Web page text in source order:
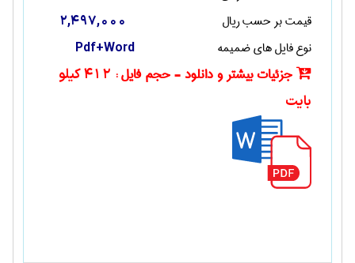
قیمت بر حسب ریال 2,497,000
نوع فایل های ضمیمه Pdf+Word
جزئیات بیشتر و دانلود - حجم فایل :
412 کیلو
بایت